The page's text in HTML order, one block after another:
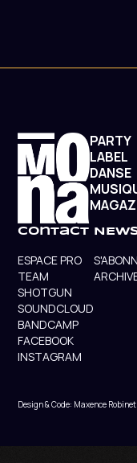
PARTY
LABEL
DANSE
contact
ESPACE PRO
TEAM
SHOTGUN
SOUNDCLOUD
BANDCAMP
FACEBOOK
INSTAGRAM
Design & Code: Maxence